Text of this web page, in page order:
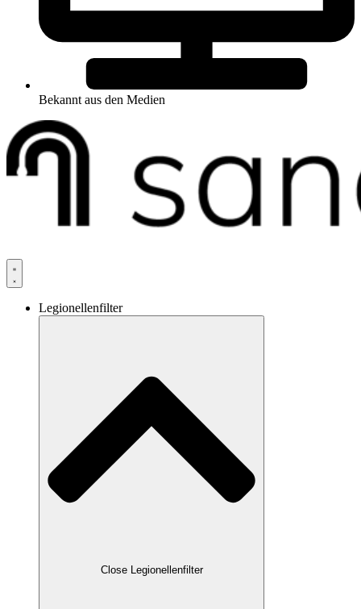
Bekannt aus den Medien
Legionellenfilter
Close Legionellenfilter